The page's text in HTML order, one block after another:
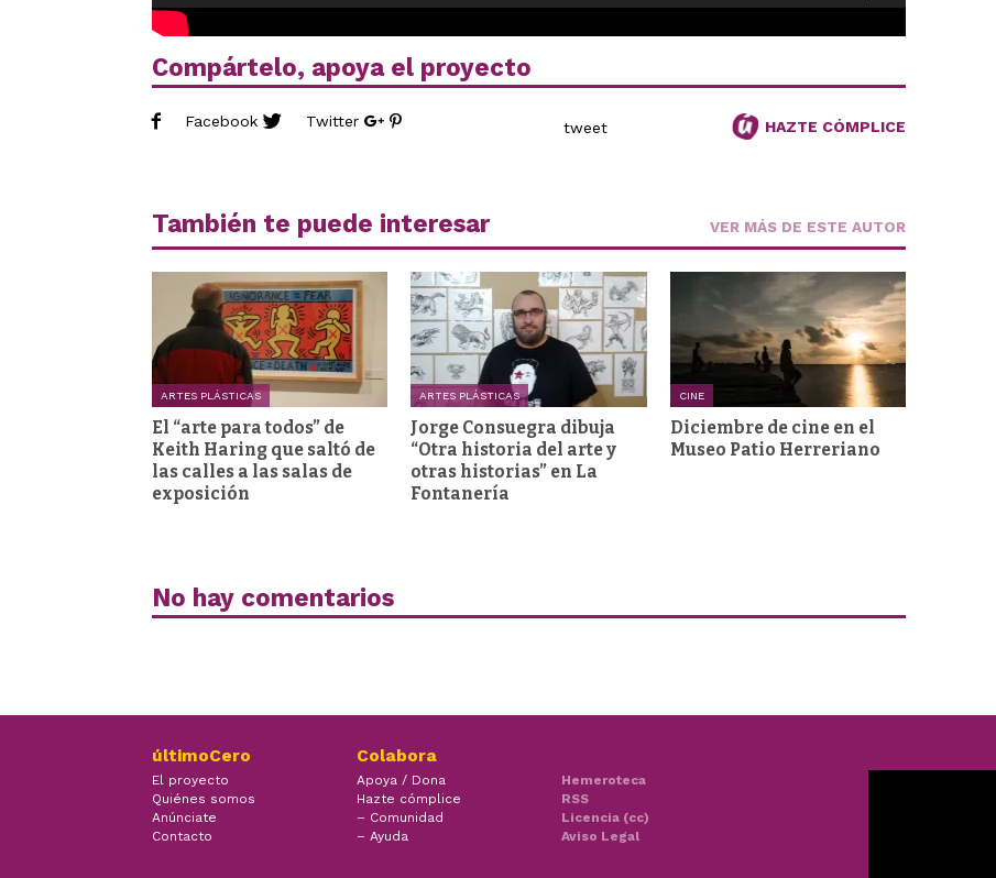
Compártelo, apoya el proyecto
Facebook Twitter tweet HAZTE CÓMPLICE
También te puede interesar VER MÁS DE ESTE AUTOR
ARTES PLÁSTICAS
El “arte para todos” de
Keith Haring que saltó de
las calles a las salas de
exposición
ARTES PLÁSTICAS
Jorge Consuegra dibuja
“Otra historia del arte y
otras historias” en La
Fontanería
CINE
Diciembre de cine en el
Museo Patio Herreriano
No hay comentarios
últimoCero
El proyecto
Quiénes somos
Anúnciate
Contacto
Colabora
Apoya / Dona
Hazte cómplice
– Comunidad
– Ayuda
Hemeroteca
RSS
Licencia (cc)
Aviso Legal